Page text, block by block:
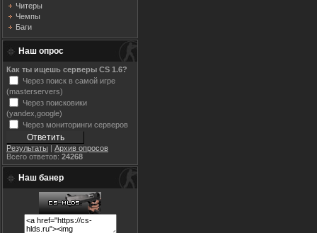
Читеры
Чемпы
Баги
Наш опрос
Как ты ищешь серверы CS 1.6?
Через поиск в самой игре
(masterservers)
Через поисковики
(yandex,google)
Через мониторинги серверов
Результаты | Архив опросов
Всего ответов: 24268
Наш банер